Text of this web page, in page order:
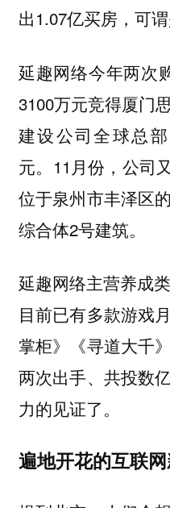
出1.07亿买房，可
延趣网络今年两次
3100万元竞得厦门
建设公司全球总
元。11月份，公司
位于泉州市丰泽区
综合体2号建筑。
延趣网络主营养成
目前已有多款游戏
掌柜》《寻道大千
两次出手、共投数
力的见证了。
遍地开花的互联